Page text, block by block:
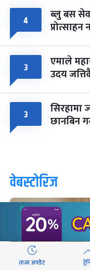
४ ब्लु बस
प्रोत्साहन
३ एमाले
उदय
३ सिरहामा
छानबिन
वेबस्टोरिज
ताजा अपडेट